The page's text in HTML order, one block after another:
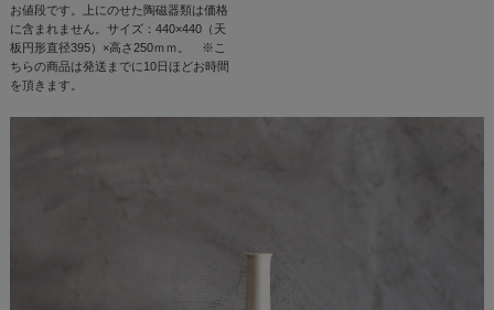
お値段です。上にのせた陶磁器類は価格
に含まれません。サイズ：440×440（天
板円形直径395）×高さ250ｍｍ。 ※こ
ちらの商品は発送までに10日ほどお時間
を頂きます。